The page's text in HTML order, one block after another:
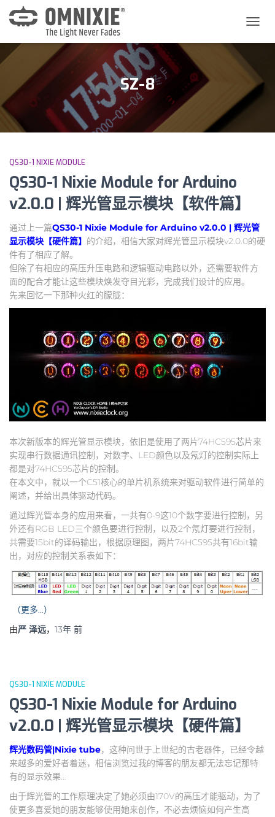
换
SZ-8
QS30-1 NIXIE MODULE
QS30-1 Nixie Module for Arduino
v2.0.0 | 辉光管显示模块【软件篇】
通过上一篇QS30-1 Nixie Module for Arduino v2.0.0 | 辉光管
显示模块【硬件篇】 的介绍，相信大家对辉光管显示模块v2.0.0的硬
件有了相应了解。
但除了有相应的高压升压电路和逻辑驱动电路以外，还需要软件方
面的配合才能让这些模块焕发夺目光彩，完成我们设计的应用。
先来回忆一下那种火红的朦胧：
本次新版本的辉光管显示模块，依旧是使用了两片74HC595芯片来
实现串行数据通讯控制，对数字、LED颜色以及氖灯的控制实际上
都是对74HC595芯片的控制。
在本文中，就以一个C51核心的单片机系统来对驱动软件进行简单的
阐述，并给出具体驱动代码。
通过辉光管本身的应用来看，一共有0-9这10个数字要进行控制，另
外还有RGB LED三个颜色要进行控制，以及2个氖灯要进行控制，
共需要15bit的译码输出，根据原理图，两片74HC595共有16bit输
出，对应的控制关系表如下：
（更多…）
由严 泽远， 13年 前
QS30-1 NIXIE MODULE
QS30-1 Nixie Module for Arduino
v2.0.0 | 辉光管显示模块【硬件篇】
辉光数码管|Nixie tube，这种问世于上世纪的古老器件，已经令越
来越多的爱好者着迷，相信浏览过我的博客的朋友都无法忘记那特
有的显示效果…
由于辉光管的工作原理决定了她必须由170V的高压才能驱动，为了
使更多喜爱她的朋友能够使用她来创作，不必去烦恼如何产生高